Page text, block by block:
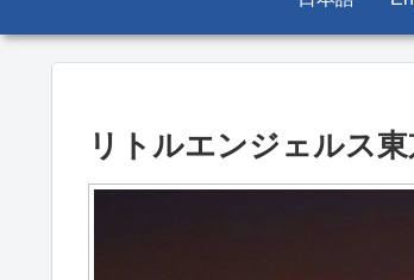
リトルエンジェルス